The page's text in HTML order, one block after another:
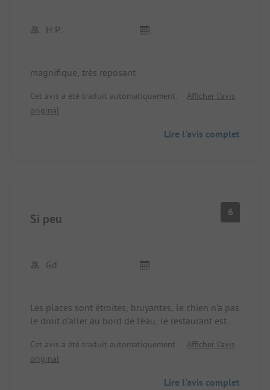
H:P:
magnifique, très reposant
Cet avis a été traduit automatiquement.
Afficher l'avis
original
Lire l'avis complet
Si peu 6
Gd
Les places sont étroites, bruyantes, le chien n'a pas
le droit d'aller au bord de l'eau, le restaurant est
magasin nous propose des snacks.
Cet avis a été traduit automatiquement.
Afficher l'avis
original
Lire l'avis complet